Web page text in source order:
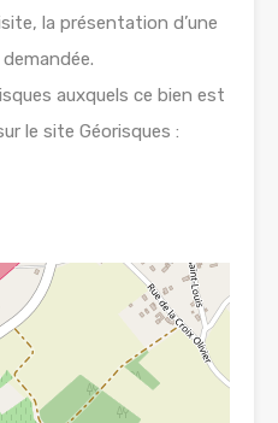
la présentation d’une
auxquels ce bien est
le site Géorisques :